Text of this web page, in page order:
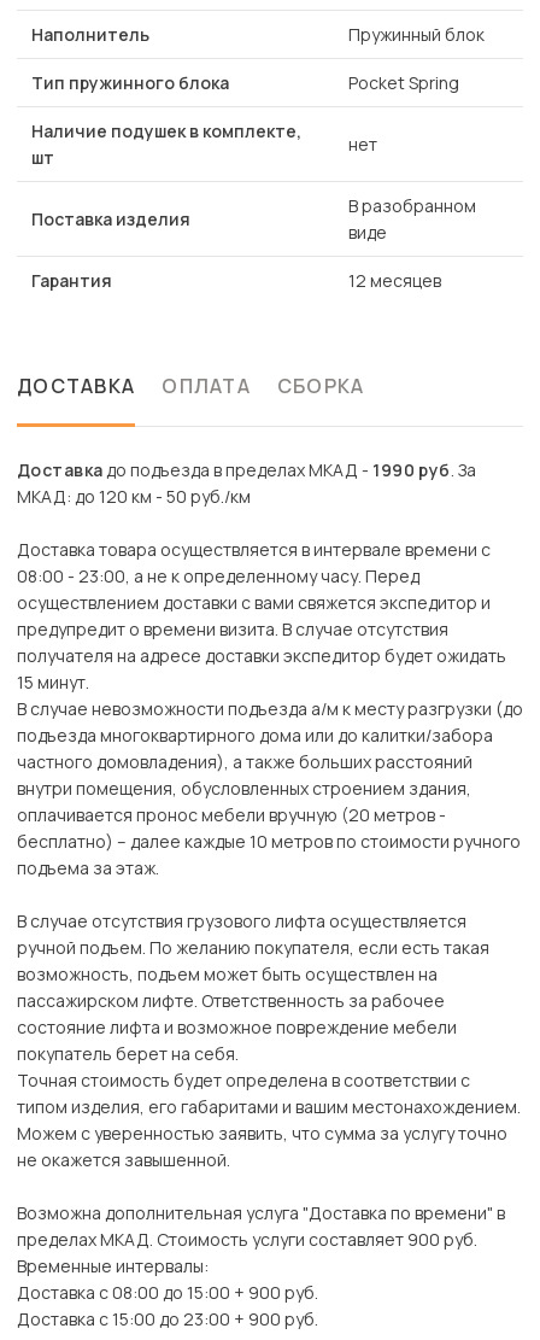
Наполнитель Пружинный блок
Тип пружинного блока Pocket Spring
Наличие подушек в комплекте,
шт
нет
Поставка изделия
В разобранном
виде
Гарантия 12 месяцев
ДОСТАВКА ОПЛАТА СБОРКА
Доставкадо подъезда в пределах МКАД - 1990 руб. За
МКАД: до 120 км - 50 руб./км
Доставка товара осуществляется в интервале времени с
08:00 - 23:00, а не к определенному часу. Перед
осуществлением доставки с вами свяжется экспедитор и
предупредит о времени визита. В случае отсутствия
получателя на адресе доставки экспедитор будет ожидать
15 минут.
В случае невозможности подъезда а/м к месту разгрузки (до
подъезда многоквартирного дома или до калитки/забора
частного домовладения), а также больших расстояний
внутри помещения, обусловленных строением здания,
оплачивается пронос мебели вручную (20 метров -
бесплатно) – далее каждые 10 метров по стоимости ручного
подъема за этаж.
В случае отсутствия грузового лифта осуществляется
ручной подъем. По желанию покупателя, если есть такая
возможность, подъем может быть осуществлен на
пассажирском лифте. Ответственность за рабочее
состояние лифта и возможное повреждение мебели
покупатель берет на себя.
Точная стоимость будет определена в соответствии с
типом изделия, его габаритами и вашим местонахождением.
Можем с уверенностью заявить, что сумма за услугу точно
не окажется завышенной.
Возможна дополнительная услуга "Доставка по времени" в
пределах МКАД. Стоимость услуги составляет 900 руб.
Временные интервалы:
Доставка с 08:00 до 15:00 + 900 руб.
Доставка с 15:00 до 23:00 + 900 руб.